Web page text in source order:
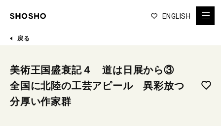
ENGLISH
戻る
美術王国盛衰記４ 道は日展から③
全国に北陸の工芸アピール 異彩放つ
分厚い作家群